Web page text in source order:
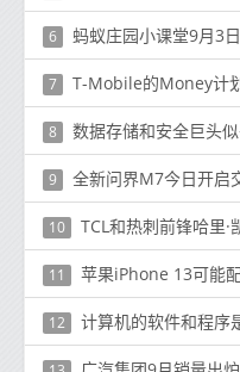
6 蚂蚁庄园小课堂9月3日
7 T-Mobile的Money计
8 数据存储和安全巨头似乎会
9 全新问界M7今日开启
10 TCL和热刺前锋哈里·凯
11 苹果iPhone 13可能
12 计算机的软件和程序